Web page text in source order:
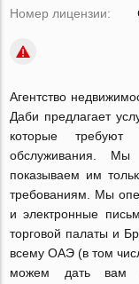
Номер лицензии:
Агентство
Даби предлагает
которые требуют
обслуживания.
показываем им
требованиям. Мы
и электронные
торговой палаты и
всему ОАЭ (в том
можем дать вам